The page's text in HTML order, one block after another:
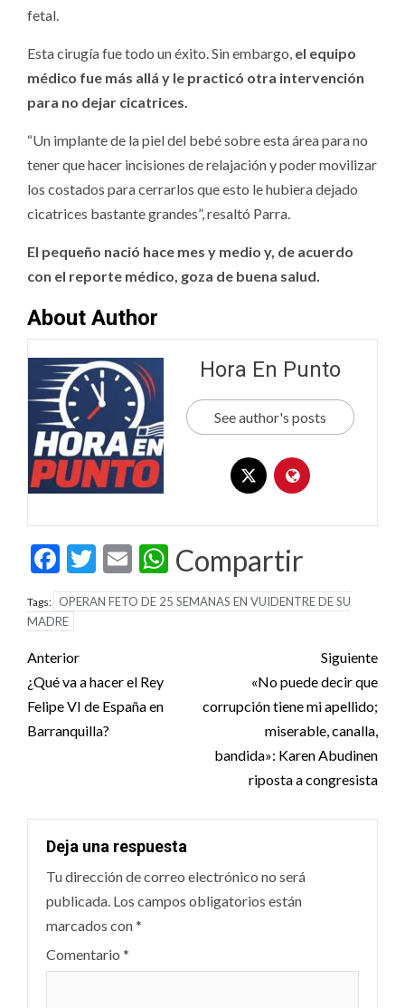
fetal.
Esta cirugía fue todo un éxito. Sin embargo, el equipo
médico fue más allá y le practicó otra intervención
para no dejar cicatrices.
“Un implante de la piel del bebé sobre esta área para no
tener que hacer incisiones de relajación y poder movilizar
los costados para cerrarlos que esto le hubiera dejado
cicatrices bastante grandes”, resaltó Parra.
El pequeño nació hace mes y medio y, de acuerdo
con el reporte médico, goza de buena salud.
About Author
Hora En Punto
See author's posts
Facebook
Twitter
EmailWhatsApp
Compartir
Tags: OPERAN FETO DE 25 SEMANAS EN VUIDENTRE DE SU
MADRE
Post
navigation
Anterior
¿Qué va a hacer el Rey
Felipe VI de España en
Barranquilla?
Siguiente
«No puede decir que
corrupción tiene mi apellido;
miserable, canalla,
bandida»: Karen Abudinen
riposta a congresista
Deja una respuesta
Tu dirección de correo electrónico no será
publicada. Los campos obligatorios están
marcados con*
Comentario *